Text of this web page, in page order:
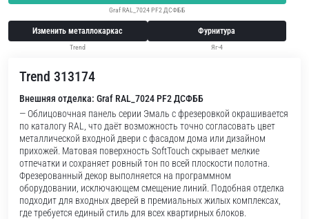
Graf RAL_7024 PF2 ДСФББ
Изменить металлокаркас
Trend
Фурнитура
Яг-4
Trend 313174
Внешняя отделка: Graf RAL_7024 PF2 ДСФББ
— Облицовочная панель серии Эмаль с фрезеровкой окрашивается
по каталогу RAL, что даёт возможность точно согласовать цвет
металлической входной двери с фасадом дома или дизайном
прихожей. Матовая поверхность SoftTouch скрывает мелкие
отпечатки и сохраняет ровный тон по всей плоскости полотна.
Фрезерованный декор выполняется на программном
оборудовании, исключающем смещение линий. Подобная отделка
подходит для входных дверей в премиальных жилых комплексах,
где требуется единый стиль для всех квартирных блоков.